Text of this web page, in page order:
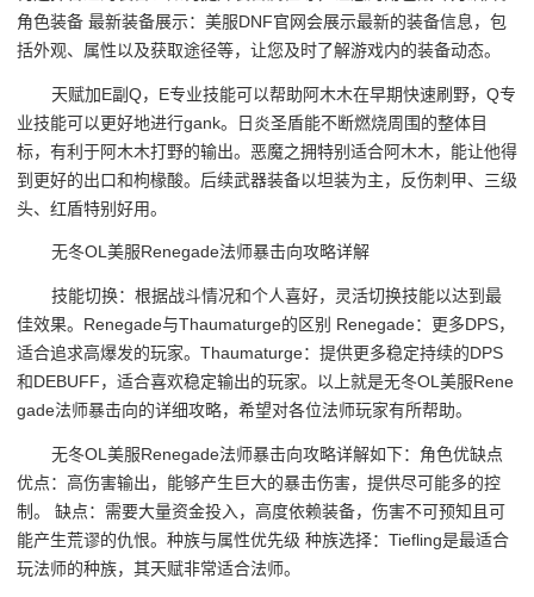
角色装备 最新装备展示：美服DNF官网会展示最新的装备信息，包
括外观、属性以及获取途径等，让您及时了解游戏内的装备动态。
天赋加E副Q，E专业技能可以帮助阿木木在早期快速刷野，Q专
业技能可以更好地进行gank。日炎圣盾能不断燃烧周围的整体目
标，有利于阿木木打野的输出。恶魔之拥特别适合阿木木，能让他得
到更好的出口和枸椽酸。后续武器装备以坦装为主，反伤刺甲、三级
头、红盾特别好用。
无冬OL美服Renegade法师暴击向攻略详解
技能切换：根据战斗情况和个人喜好，灵活切换技能以达到最
佳效果。Renegade与Thaumaturge的区别 Renegade：更多DPS，
适合追求高爆发的玩家。Thaumaturge：提供更多稳定持续的DPS
和DEBUFF，适合喜欢稳定输出的玩家。以上就是无冬OL美服Rene
gade法师暴击向的详细攻略，希望对各位法师玩家有所帮助。
无冬OL美服Renegade法师暴击向攻略详解如下：角色优缺点
优点：高伤害输出，能够产生巨大的暴击伤害，提供尽可能多的控
制。 缺点：需要大量资金投入，高度依赖装备，伤害不可预知且可
能产生荒谬的仇恨。种族与属性优先级 种族选择：Tiefling是最适合
玩法师的种族，其天赋非常适合法师。